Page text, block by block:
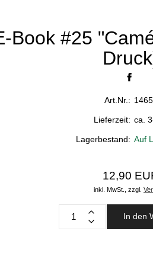
Book #25
Art.Nr.:
Lieferzeit: ca.
Lagerbestand: Auf
12,90
inkl. MwSt., zzgl.
In den